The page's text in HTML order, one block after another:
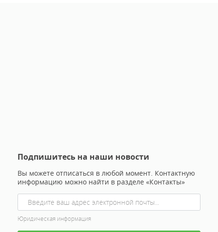
Подпишитесь на наши новости
Вы можете отписаться в любой момент. Контактную
информацию можно найти в разделе «Контакты»
Юридическая информация